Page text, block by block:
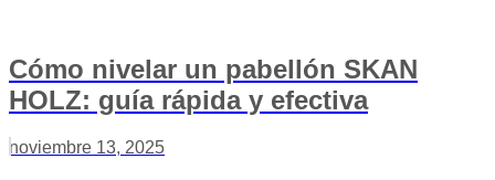
Cómo nivelar un pabellón SKAN
HOLZ: guía rápida y efectiva
noviembre 13, 2025